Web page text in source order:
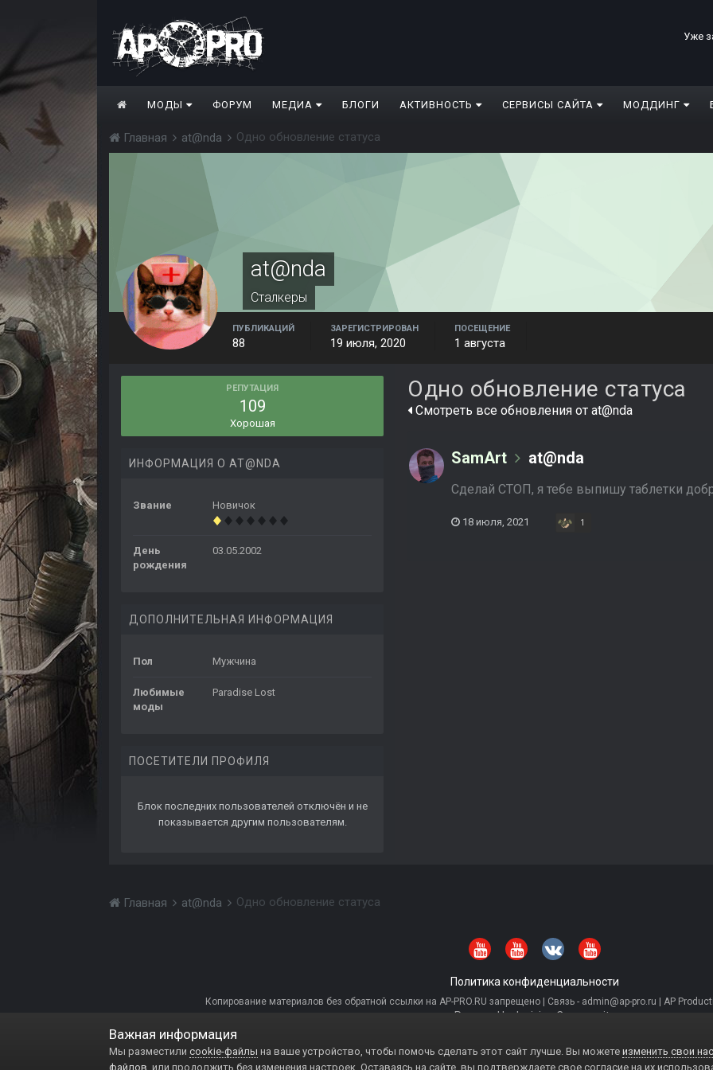
Уже
МОДЫ ФОРУМ МЕДИА БЛОГИ АКТИВНОСТЬ СЕРВИСЫ САЙТА МОДДИНГ
Главная at@nda Одно обновление статуса
at@nda
Сталкеры
ПУБЛИКАЦИЙ
88
ЗАРЕГИСТРИРОВАН
19 июля, 2020
ПОСЕЩЕНИЕ
1 августа
РЕПУТАЦИЯ
109
Хорошая
ИНФОРМАЦИЯ О AT@NDA
Звание Новичок
День
рождения
03.05.2002
ДОПОЛНИТЕЛЬНАЯ ИНФОРМАЦИЯ
Пол Мужчина
Любимые
моды
Paradise Lost
ПОСЕТИТЕЛИ ПРОФИЛЯ
Блок последних пользователей отключён и не
показывается другим пользователям.
Одно обновление статуса
Смотреть все обновления от at@nda
SamArt at@nda
Сделай СТОП, я тебе выпишу таблетки
18 июля, 2021 1
Главная at@nda Одно обновление статуса
Политика конфиденциальности
Копирование материалов без обратной ссылки на AP-PRO.RU запрещено | Связь - admin@ap-pro.ru | AP
Powered by Invision Community
Важная информация
Мы разместили cookie-файлы на ваше устройство, чтобы помочь сделать этот сайт лучше. Вы можете изменить свои
файлов , или продолжить без изменения настроек. Оставаясь на сайте, вы подтверждаете свое согласие на их